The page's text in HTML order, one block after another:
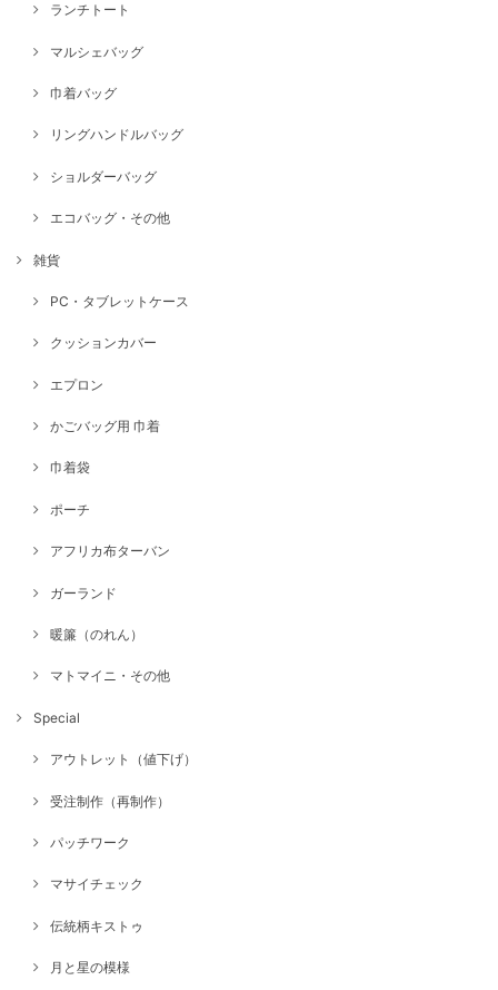
ランチトート
マルシェバッグ
巾着バッグ
リングハンドルバッグ
ショルダーバッグ
エコバッグ・その他
雑貨
PC・タブレットケース
クッションカバー
エプロン
かごバッグ用 巾着
巾着袋
ポーチ
アフリカ布ターバン
ガーランド
暖簾（のれん）
マトマイニ・その他
Special
アウトレット（値下げ）
受注制作（再制作）
パッチワーク
マサイチェック
伝統柄キストゥ
月と星の模様